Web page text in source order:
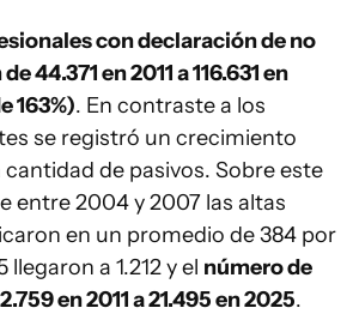
con declaración de no
44.371 en 2011 a 116.631 en
163%). En contraste a los
se registró un crecimiento
de pasivos. Sobre este
entre 2004 y 2007 las altas
en un promedio de 384 por
a 1.212 y el número de
en 2011 a 21.495 en 2025.